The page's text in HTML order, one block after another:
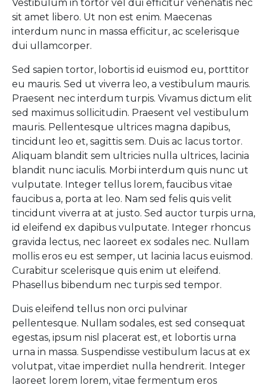
Vestibulum in tortor vel dui efficitur venenatis nec
sit amet libero. Ut non est enim. Maecenas
interdum nunc in massa efficitur, ac scelerisque
dui ullamcorper.
Sed sapien tortor, lobortis id euismod eu, porttitor
eu mauris. Sed ut viverra leo, a vestibulum mauris.
Praesent nec interdum turpis. Vivamus dictum elit
sed maximus sollicitudin. Praesent vel vestibulum
mauris. Pellentesque ultrices magna dapibus,
tincidunt leo et, sagittis sem. Duis ac lacus tortor.
Aliquam blandit sem ultricies nulla ultrices, lacinia
blandit nunc iaculis. Morbi interdum quis nunc ut
vulputate. Integer tellus lorem, faucibus vitae
faucibus a, porta at leo. Nam sed felis quis velit
tincidunt viverra at at justo. Sed auctor turpis urna,
id eleifend ex dapibus vulputate. Integer rhoncus
gravida lectus, nec laoreet ex sodales nec. Nullam
mollis eros eu est semper, ut lacinia lacus euismod.
Curabitur scelerisque quis enim ut eleifend.
Phasellus bibendum nec turpis sed tempor.
Duis eleifend tellus non orci pulvinar
pellentesque. Nullam sodales, est sed consequat
egestas, ipsum nisl placerat est, et lobortis urna
urna in massa. Suspendisse vestibulum lacus at ex
volutpat, vitae imperdiet nulla hendrerit. Integer
laoreet lorem lorem, vitae fermentum eros